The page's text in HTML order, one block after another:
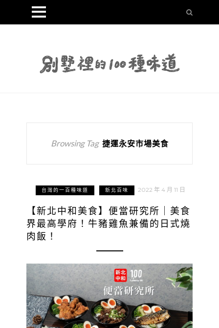
Browsing Tag 捷運永安市場美食
台灣的一百種味道 新北百味 2022 年 4 月 11 日
【新北中和美食】便當研究所｜美食
界最高學府！牛豬雞魚兼備的日式燒
肉飯！